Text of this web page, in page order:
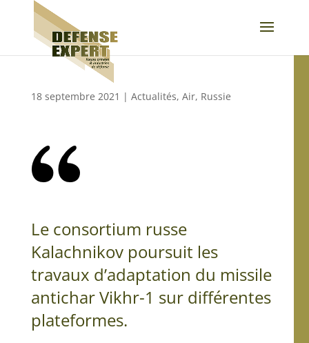
18 septembre 2021 | Actualités, Air, Russie
Le consortium russe
Kalachnikov poursuit les
travaux d’adaptation du missile
antichar Vikhr-1 sur différentes
plateformes.